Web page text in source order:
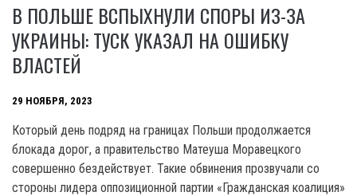
В ПОЛЬШЕ ВСПЫХНУЛИ СПОРЫ ИЗ-ЗА
УКРАИНЫ: ТУСК УКАЗАЛ НА ОШИБКУ
ВЛАСТЕЙ
29 НОЯБРЯ, 2023
Который день подряд на границах Польши продолжается
блокада дорог, а правительство Матеуша Моравецкого
совершенно бездействует. Такие обвинения прозвучали со
стороны лидера оппозиционной партии «Гражданская коалиция»